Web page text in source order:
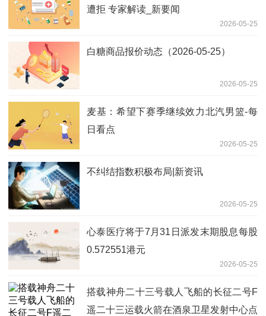
遭拒 专家解读_新要闻
2026-05-25
白糖商品报价动态（2026-05-25）
2026-05-25
麦基：希望下赛季继续效力北汽男篮-每
日看点
2026-05-25
不纠结指数积极布局|新资讯
2026-05-25
心泰医疗将于7月31日派发末期股息每股
0.572551港元
2026-05-25
搭载神舟二十三号载人飞船的长征二号F
遥二十三运载火箭在酒泉卫星发射中心点